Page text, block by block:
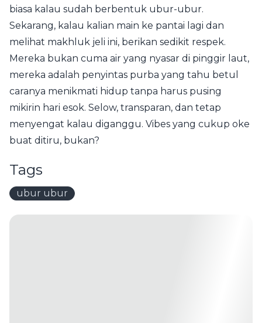
biasa kalau sudah berbentuk ubur-ubur.
Sekarang, kalau kalian main ke pantai lagi dan
melihat makhluk jeli ini, berikan sedikit respek.
Mereka bukan cuma air yang nyasar di pinggir laut,
mereka adalah penyintas purba yang tahu betul
caranya menikmati hidup tanpa harus pusing
mikirin hari esok. Selow, transparan, dan tetap
menyengat kalau diganggu. Vibes yang cukup oke
buat ditiru, bukan?
Tags
ubur ubur